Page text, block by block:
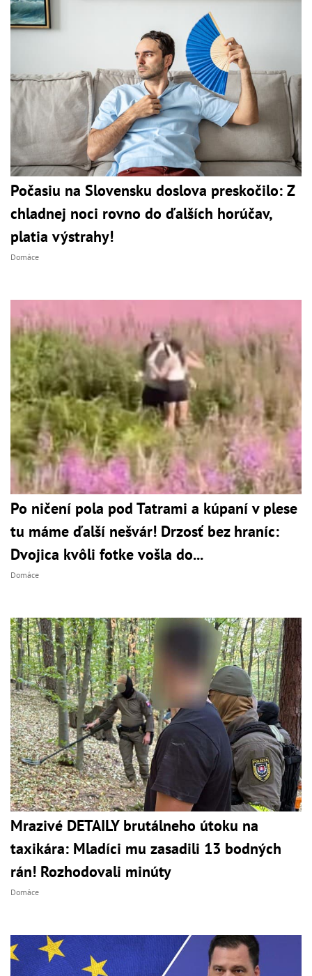
Počasiu na Slovensku doslova preskočilo: Z
chladnej noci rovno do ďalších horúčav,
platia výstrahy!
Domáce
Po ničení pola pod Tatrami a kúpaní v plese
tu máme ďalší nešvár! Drzosť bez hraníc:
Dvojica kvôli fotke vošla do...
Domáce
Mrazivé DETAILY brutálneho útoku na
taxikára: Mladíci mu zasadili 13 bodných
rán! Rozhodovali minúty
Domáce